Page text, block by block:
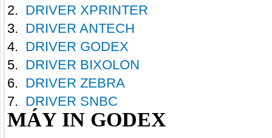
2. DRIVER XPRINTER
3. DRIVER ANTECH
4. DRIVER GODEX
5. DRIVER BIXOLON
6. DRIVER ZEBRA
7. DRIVER SNBC
MÁY IN GODEX